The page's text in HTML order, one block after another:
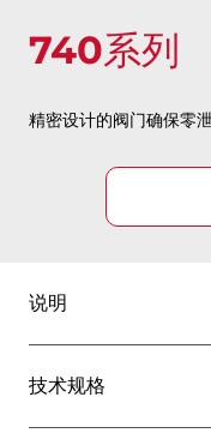
740系列
精密设计的阀门确保零
说明
技术规格